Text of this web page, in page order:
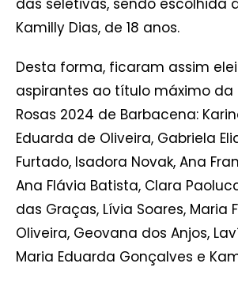
das seletivas, sendo escolhida
Kamilly Dias, de 18 anos.
Desta forma, ficaram assim
aspirantes ao título máximo da
Rosas 2024 de Barbacena:
Eduarda de Oliveira, Gabriela
Furtado, Isadora Novak, Ana
Ana Flávia Batista, Clara
das Graças, Lívia Soares, Maria
Oliveira, Geovana dos Anjos,
Maria Eduarda Gonçalves e